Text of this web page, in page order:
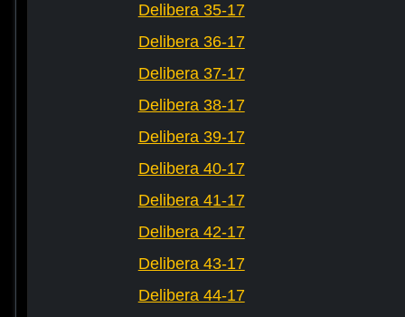
Delibera 35-17
Delibera 36-17
Delibera 37-17
Delibera 38-17
Delibera 39-17
Delibera 40-17
Delibera 41-17
Delibera 42-17
Delibera 43-17
Delibera 44-17